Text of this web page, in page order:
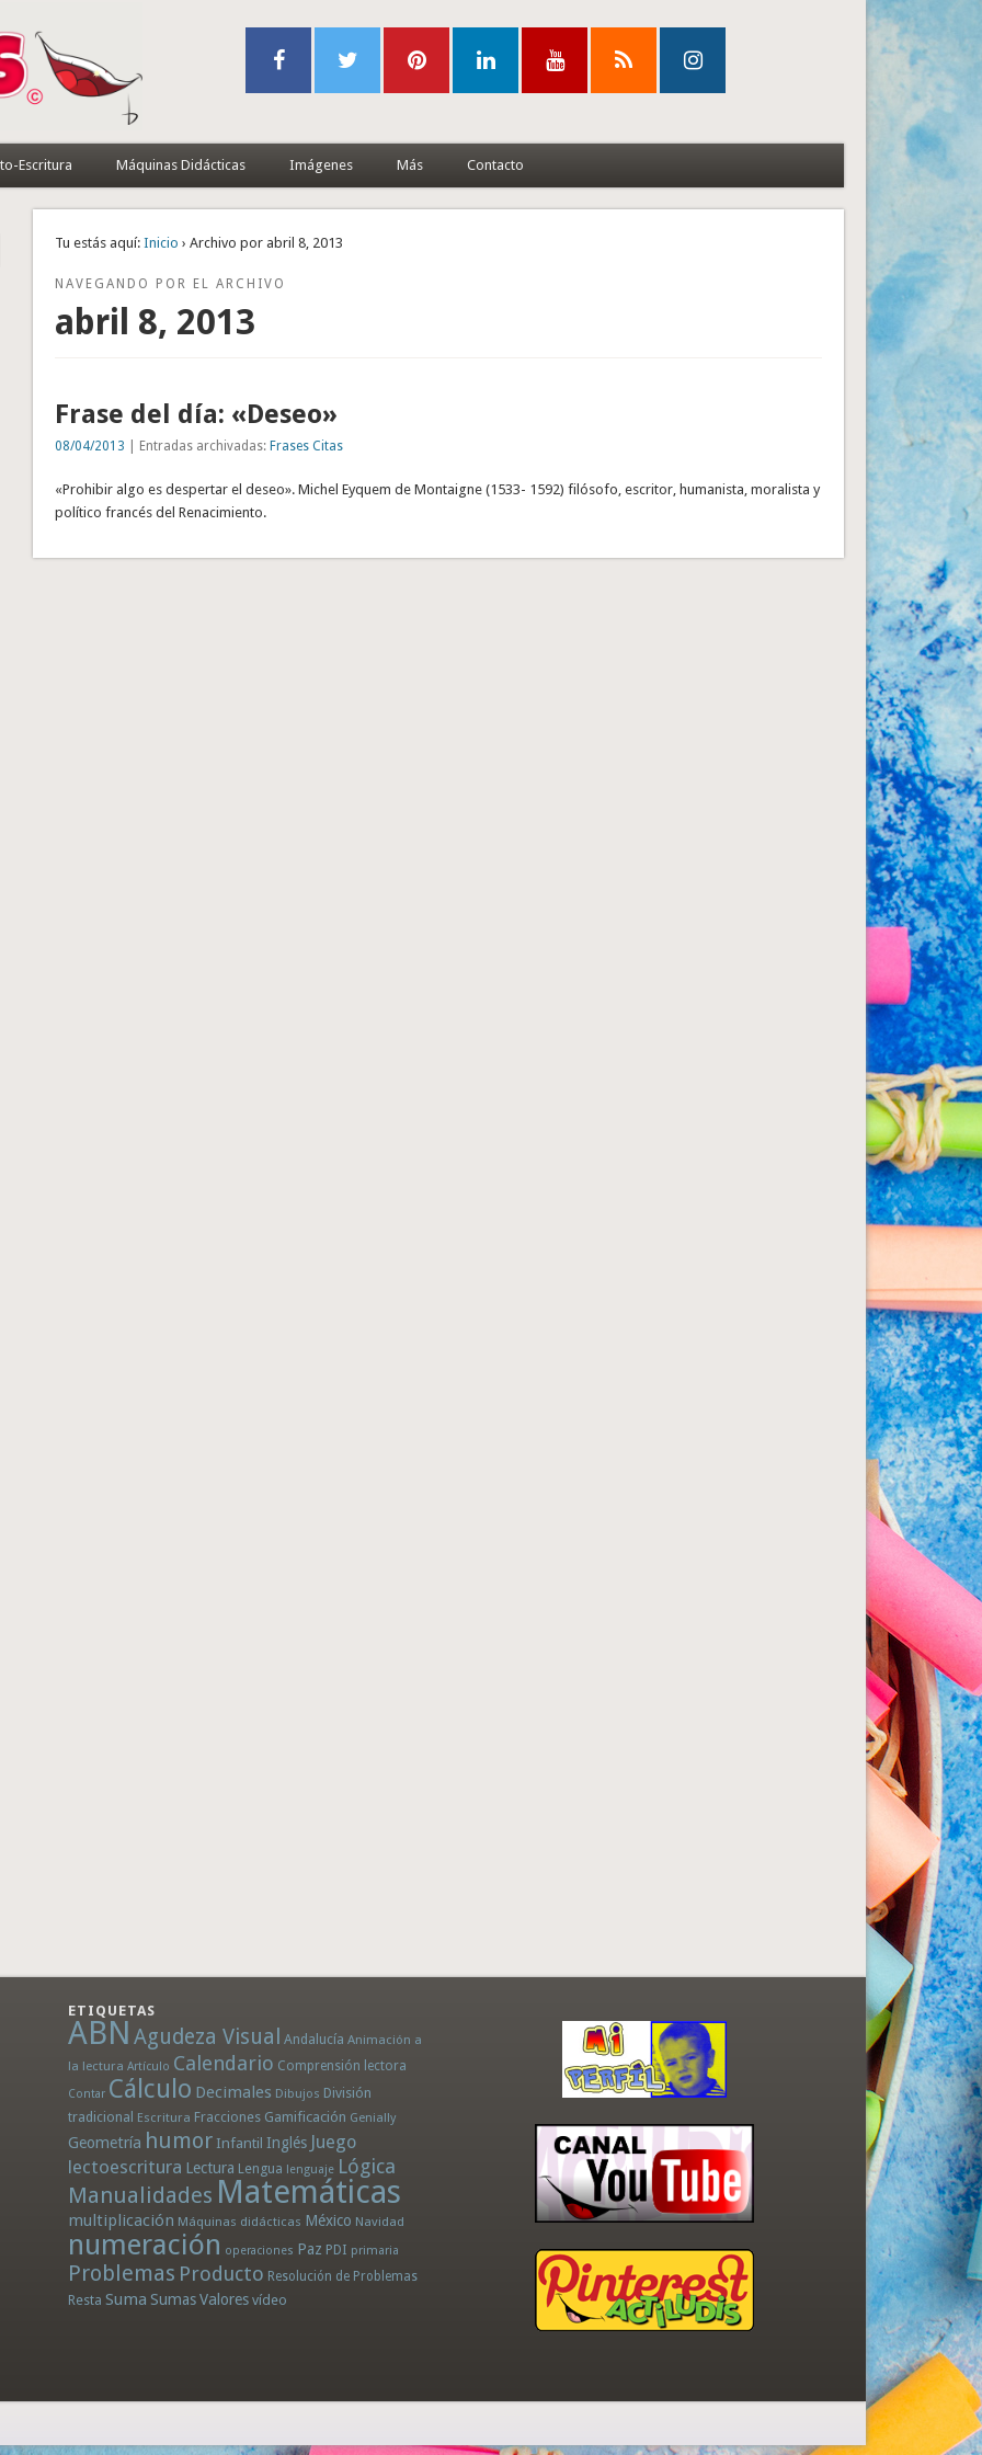
Escritura Máquinas Didácticas Imágenes Más Contacto
Tu estás aquí: Inicio › Archivo por abril 8, 2013
NAVEGANDO POR EL ARCHIVO
abril 8, 2013
Frase del día: «Deseo»
08/04/2013 | Entradas archivadas:Frases Citas
«Prohibir algo es despertar el deseo». Michel Eyquem de Montaigne (1533- 1592) filósofo, escritor, humanista, moralista y
político francés del Renacimiento.
ETIQUETAS
ABN Agudeza Visual Andalucía Animación a
la lectura Artículo Calendario Comprensión lectora
Contar Cálculo Decimales Dibujos División
tradicional Escritura Fracciones Gamificación Genially
Geometría humor Infantil Inglés Juego
lectoescritura Lectura Lengua lenguaje Lógica
Manualidades Matemáticas
multiplicación Máquinas didácticas México Navidad
numeración operaciones Paz PDI primaria
Problemas Producto Resolución de Problemas
Resta Suma SumasValores vídeo